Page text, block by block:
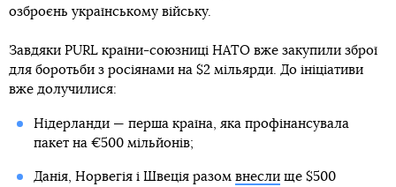
озброєнь українському війську.
Завдяки PURL країни-союзниці НАТО вже закупили зброї
для боротьби з росіянами на $2 мільярди. До ініціативи
вже долучилися:
Нідерланди — перша країна, яка профінансувала
пакет на €500 мільйонів;
Данія, Норвегія і Швеція разом внеслище $500